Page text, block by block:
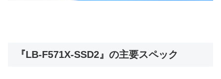
『LB-F571X-SSD2』の主要スペック